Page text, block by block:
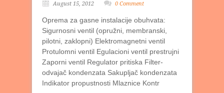
August 15, 2012 0 Comment
Oprema za gasne instalacije obuhvata:
Sigurnosni ventil (opružni, membranski,
pilotni, zaklopni) Elektromagnetni ventil
Protulomni ventil Egulacioni ventil prestrujni
Zaporni ventil Regulator pritiska Filter-
odvajač kondenzata Sakupljač kondenzata
Indikator propustnosti Mlaznice Kontr